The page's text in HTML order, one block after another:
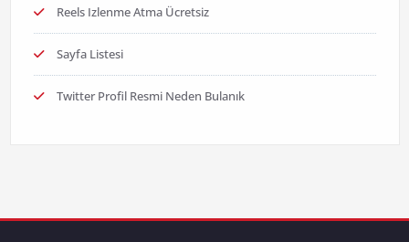
Reels Izlenme Atma Ücretsiz
Sayfa Listesi
Twitter Profil Resmi Neden Bulanık